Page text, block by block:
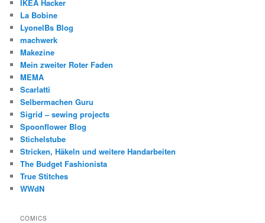
IKEA Hacker
La Bobine
LyonelBs Blog
machwerk
Makezine
Mein zweiter Roter Faden
MEMA
Scarlatti
Selbermachen Guru
Sigrid – sewing projects
Spoonflower Blog
Stichelstube
Stricken, Häkeln und weitere Handarbeiten
The Budget Fashionista
True Stitches
WWdN
COMICS